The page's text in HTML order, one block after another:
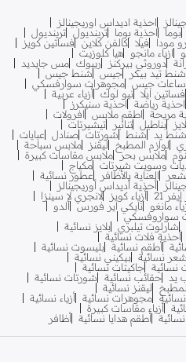
احذية اديداس اوريجينالز
بوما احذية بوما ترينديول ترينديول
مودا فيلا كالفن كلاين فساتين كويز
ازياء مانجو
هيا كلوزيت
دوروثي بيركنز ريبوك مس جايديد
شنط تيد بيكر جيس
شنط جيس
ساعات جيس مجوهرات سوارفسكي
فساتين ايلا نيو لوك أزياء عربية
احذية رياضة
احذية سنيكرز
مريحة اطقم ملابس
افرولات
بناطيل تنانير
تيشيرتات
شنط يد شنط شورتات صنادل
عبايات
لوازم المطبخ ليقنز
ملابس سباحة
ملابس بحر ملابس مقاسات كبيرة
وسويت شيرتات مكياج
العناية بالأظافر
عطور نسائية
أحذية أديداس أوريجينالز
21 أزياء كويز
لانجري لا سينزا
مانغو نايكي اير فورس ألدو
سواروفسكي
شارلوت تيلبري بلايز نسائية
أحذية فلات نسائية
أطقم نسائية بليسوت نسائية
نسائية بيكيني نسائية
نسائية جاكيتات نسائية
يد حقائب نسائية
شورتات نسائية
ليقنز نسائية
مجوهرات نسائية أزياء نسائية
أزياء مقاسات كبيرة
أطقم هدايا نسائية أظافر